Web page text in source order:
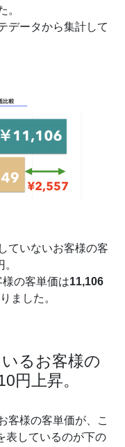
。
データから集計して
ていないお客様の客
の客単価は11,106
ました。
るお客様の
円上昇。
客様の客単価が、こ
表しているのが下の